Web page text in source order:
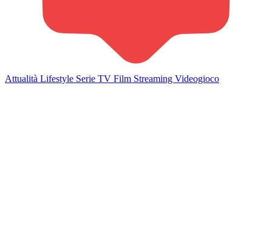
Attualità Lifestyle Serie TV Film Streaming Videogioco